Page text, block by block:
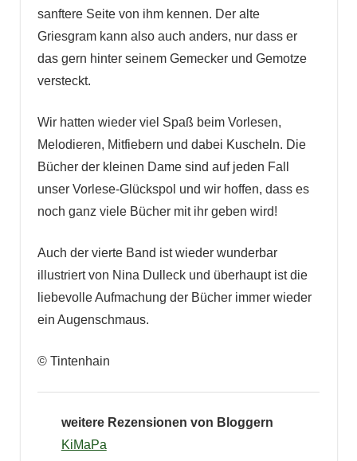
sanftere Seite von ihm kennen. Der alte
Griesgram kann also auch anders, nur dass er
das gern hinter seinem Gemecker und Gemotze
versteckt.
Wir hatten wieder viel Spaß beim Vorlesen,
Melodieren, Mitfiebern und dabei Kuscheln. Die
Bücher der kleinen Dame sind auf jeden Fall
unser Vorlese-Glückspol und wir hoffen, dass es
noch ganz viele Bücher mit ihr geben wird!
Auch der vierte Band ist wieder wunderbar
illustriert von Nina Dulleck und überhaupt ist die
liebevolle Aufmachung der Bücher immer wieder
ein Augenschmaus.
© Tintenhain
weitere Rezensionen von Bloggern
KiMaPa